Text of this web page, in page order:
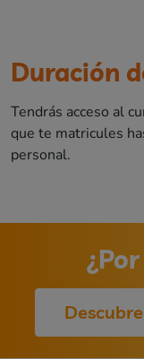
Duración
Tendrás acceso al
que te matricules
personal.